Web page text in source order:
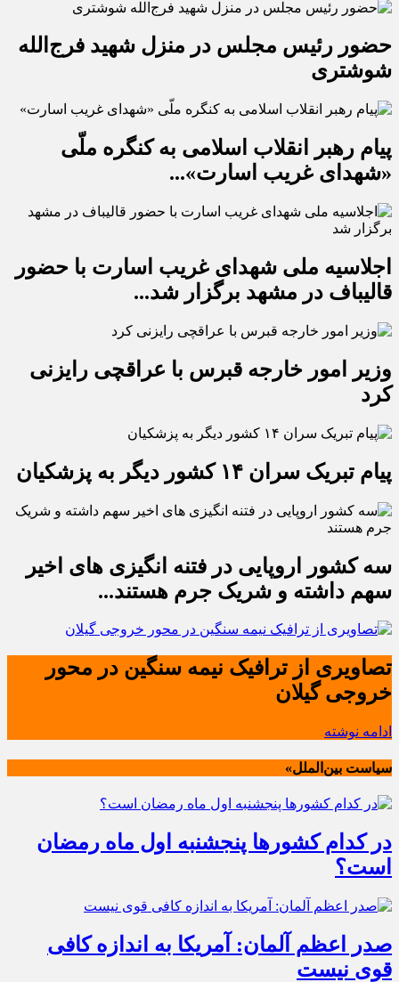
حضور رئیس مجلس در منزل شهید فرج‌الله
شوشتری
پیام رهبر انقلاب اسلامی به کنگره ملّی
«شهدای غریب اسارت»...
اجلاسیه ملی شهدای غریب اسارت با حضور
قالیباف در مشهد برگزار شد...
وزیر امور خارجه قبرس با عراقچی رایزنی
کرد
پیام تبریک سران ۱۴ کشور دیگر به پزشکیان
سه کشور اروپایی در فتنه انگیزی های اخیر
سهم داشته و شریک جرم هستند...
تصاویری از ترافیک نیمه سنگین در محور
خروجی گیلان
ادامه نوشته
سیاست بین‌الملل»
در کدام کشورها پنجشنبه اول ماه رمضان
است؟
صدر اعظم آلمان: آمریکا به اندازه کافی
قوی نیست